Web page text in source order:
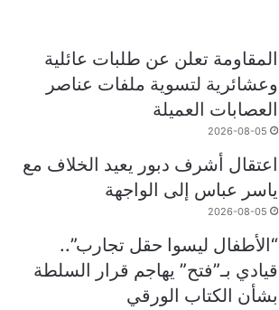
المقاومة تعلن عن طلبات عائلية
وعشائرية لتسوية ملفات عناصر
العصابات العميلة
2026-08-05
اعتقال أشرف دبور يعيد الخلاف مع
ياسر عباس إلى الواجهة
2026-08-05
“الأطفال ليسوا حقل تجارب”..
قيادي بـ”فتح” يهاجم قرار السلطة
بشأن الكتاب الورقي